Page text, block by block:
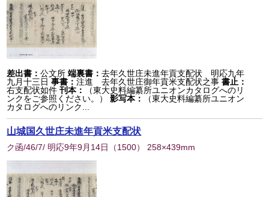
差出書：公文所 端裏書：去年久世庄未進年貢支配状 明応九年
九月十三日 事書：注進 去年久世庄御年貢米支配状之事 書止：
右支配状如件 刊本：
（東大史料編纂所ユニオンカタログへのリ
ンクをご参照ください。）
影写本：
（東大史料編纂所ユニオン
カタログへのリンク...
山城国久世庄未進年貢米支配状
ク函/46/7/ 明応9年9月14日 （1500） 258×439mm